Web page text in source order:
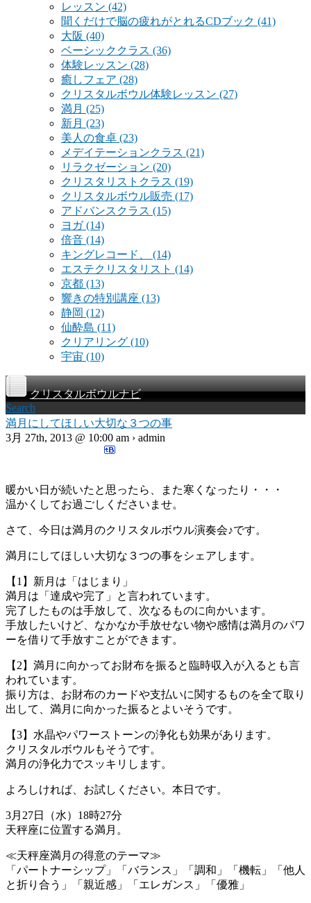
レッスン (42)
聞くだけで脳の疲れがとれるCDブック (41)
大阪 (40)
ベーシッククラス (36)
体験レッスン (28)
癒しフェア (28)
クリスタルボウル体験レッスン (27)
満月 (25)
新月 (23)
美人の食卓 (23)
メデイテーションクラス (21)
リラクゼーション (20)
クリスタリストクラス (19)
クリスタルボウル販売 (17)
アドバンスクラス (15)
ヨガ(14)
倍音 (14)
キングレコード、 (14)
エステクリスタリスト (14)
京都 (13)
響きの特別講座 (13)
静岡 (12)
仙酔島 (11)
クリアリング (10)
宇宙 (10)
クリスタルボウルナビ
Search
満月にしてほしい大切な３つの事
3月 27th, 2013 @ 10:00 am › admin
暖かい日が続いたと思ったら、また寒くなったり・・・
温かくしてお過ごしくださいませ。
さて、今日は満月のクリスタルボウル演奏会♪です。
満月にしてほしい大切な３つの事をシェアします。
【1】新月は「はじまり」
満月は「達成や完了」と言われています。
完了したものは手放して、次なるものに向かいます。
手放したいけど、なかなか手放せない物や感情は満月のパワ
ーを借りて手放すことができます。
【2】満月に向かってお財布を振ると臨時収入が入るとも言
われています。
振り方は、お財布のカードや支払いに関するものを全て取り
出して、満月に向かった振るとよいそうです。
【3】水晶やパワーストーンの浄化も効果があります。
クリスタルボウルもそうです。
満月の浄化力でスッキリします。
よろしければ、お試しください。本日です。
3月27日（水）18時27分
天秤座に位置する満月。
≪天秤座満月の得意のテーマ≫
「パートナーシップ」「バランス」「調和」「機転」「他人
と折り合う」「親近感」「エレガンス」「優雅」